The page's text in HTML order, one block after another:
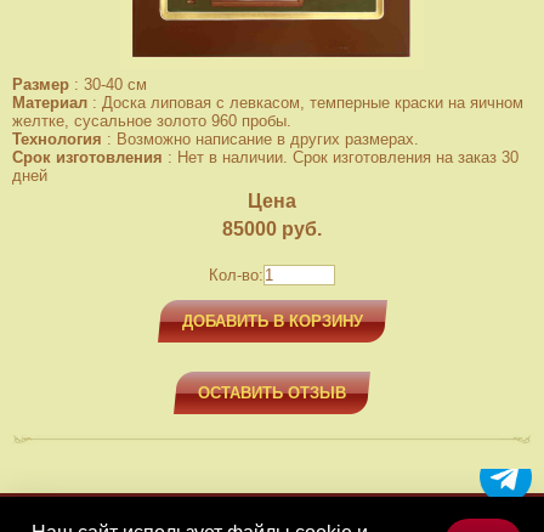
Размер : 30-40 см
Материал : Доска липовая с левкасом, темперные краски на яичном
желтке, сусальное золото 960 пробы.
Технология : Возможно написание в других размерах.
Срок изготовления : Нет в наличии. Срок изготовления на заказ 30
дней
Цена
85000 руб.
Кол-во:
ДОБАВИТЬ В КОРЗИНУ
ОСТАВИТЬ ОТЗЫВ